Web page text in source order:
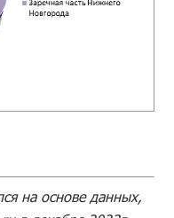
на основе данных,